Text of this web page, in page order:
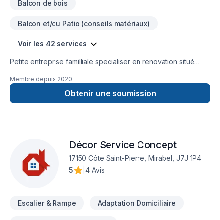
Balcon de bois
Balcon et/ou Patio (conseils matériaux)
Voir les 42 services
Petite entreprise familliale specialiser en renovation situé
Membre depuis 2020
Obtenir une soumission
Décor Service Concept
17150 Côte Saint-Pierre, Mirabel, J7J 1P4
5
4 Avis
Escalier & Rampe Adaptation Domiciliaire